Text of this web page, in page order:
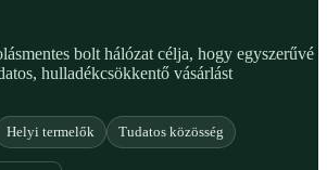
bolt hálózat célja, hogy egyszerűvé
hulladékcsökkentő vásárlást
Helyi termelők Tudatos közösség